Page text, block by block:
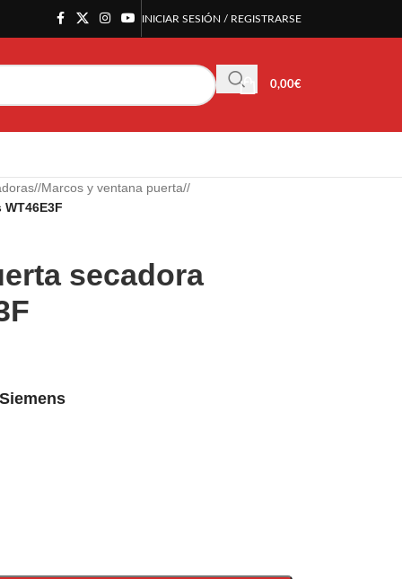
INICIAR SESIÓN / REGISTRARSE
0,00€
/ Marcos y ventana puerta/
secadora